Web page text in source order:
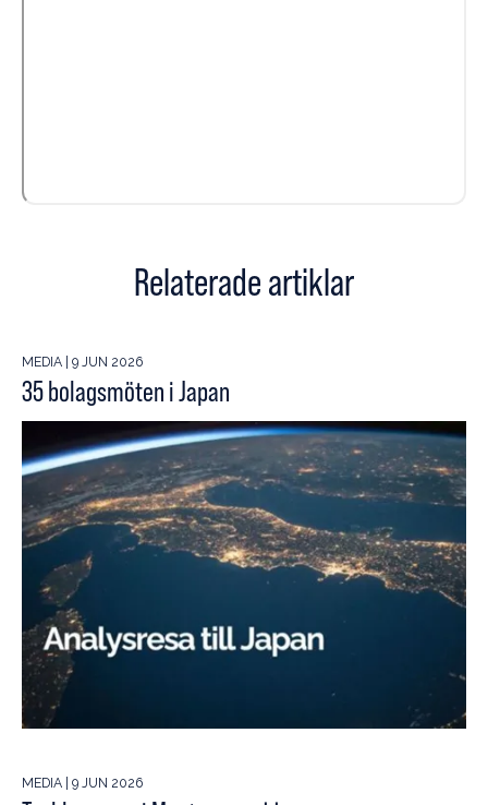
Relaterade artiklar
MEDIA | 9 JUN 2026
35 bolagsmöten i Japan
MEDIA | 9 JUN 2026